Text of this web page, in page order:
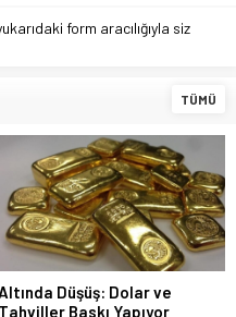
form aracılığıyla siz
TÜMÜ
Düşüş: Dolar ve
Tahviller Baskı Yapıyor